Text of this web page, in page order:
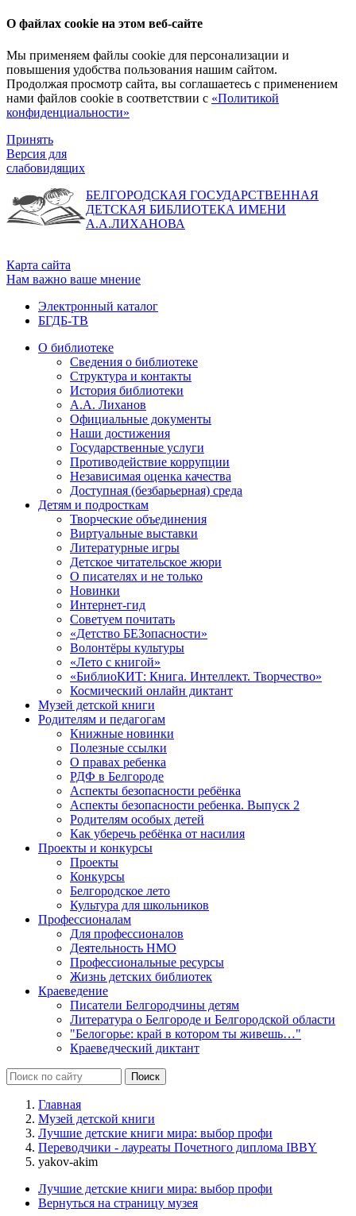
О файлах cookie на этом веб-сайте
Мы применяем файлы cookie для персонализации и
повышения удобства пользования нашим сайтом.
Продолжая просмотр сайта, вы соглашаетесь с применением
нами файлов cookie в соответствии с «Политикой
конфиденциальности»
Принять
Версия для
слабовидящих
БЕЛГОРОДСКАЯ ГОСУДАРСТВЕННАЯ
ДЕТСКАЯ БИБЛИОТЕКА ИМЕНИ
А.А.ЛИХАНОВА
Карта сайта
Нам важно ваше мнение
Электронный каталог
БГДБ-ТВ
О библиотеке
Сведения о библиотеке
Структура и контакты
История библиотеки
А.А. Лиханов
Официальные документы
Наши достижения
Государственные услуги
Противодействие коррупции
Независимая оценка качества
Доступная (безбарьерная) среда
Детям и подросткам
Творческие объединения
Виртуальные выставки
Литературные игры
Детское читательское жюри
О писателях и не только
Новинки
Интернет-гид
Советуем почитать
«Детство БЕЗопасности»
Волонтёры культуры
«Лето с книгой»
«БиблиоКИТ: Книга. Интеллект. Творчество»
Космический онлайн диктант
Музей детской книги
Родителям и педагогам
Книжные новинки
Полезные ссылки
О правах ребенка
РДФ в Белгороде
Аспекты безопасности ребёнка
Аспекты безопасности ребенка. Выпуск 2
Родителям особых детей
Как уберечь ребёнка от насилия
Проекты и конкурсы
Проекты
Конкурсы
Белгородское лето
Культура для школьников
Профессионалам
Для профессионалов
Деятельность НМО
Профессиональные ресурсы
Жизнь детских библиотек
Краеведение
Писатели Белгородчины детям
Литература о Белгороде и Белгородской области
"Белогорье: край в котором ты живешь…"
Краеведческий диктант
Главная
Музей детской книги
Лучшие детские книги мира: выбор профи
Переводчики - лауреаты Почетного диплома IBBY
yakov-akim
Лучшие детские книги мира: выбор профи
Вернуться на страницу музея